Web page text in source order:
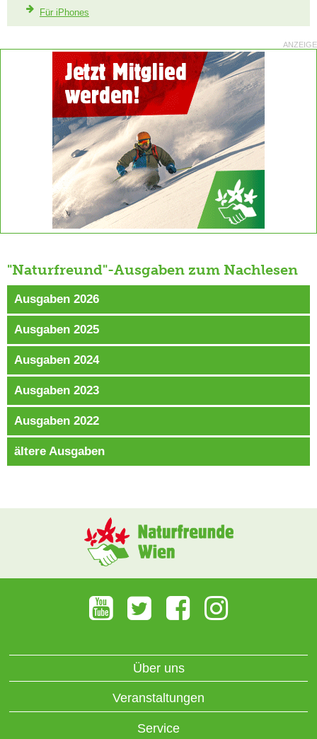
Für iPhones
ANZEIGE
"Naturfreund"-Ausgaben zum Nachlesen
Ausgaben 2026
Ausgaben 2025
Ausgaben 2024
Ausgaben 2023
Ausgaben 2022
ältere Ausgaben
Über uns
Veranstaltungen
Service